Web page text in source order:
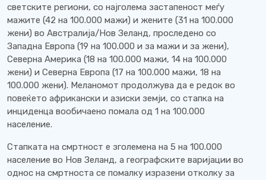
светските региони, со најголема застапеност меѓу
мажите (42 на 100.000 мажи) и жените (31 на 100.000
жени) во Австралија/Нов Зеланд, проследено со
Западна Европа (19 на 100.000 и за мажи и за жени),
Северна Америка (18 на 100.000 мажи, 14 на 100.000
жени) и Северна Европа (17 на 100.000 мажи, 18 на
100.000 жени). Меланомот продолжува да е редок во
повеќето африкански и азиски земји, со стапка на
инциденца вообичаено помала од 1 на 100.000
население.
Стапката на смртност е зголемена на 5 на 100.000
население во Нов Зеланд, а географските варијации во
однос на смртноста се помалку изразени отколку за